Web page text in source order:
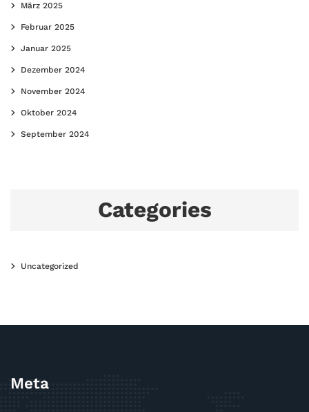
März 2025
Februar 2025
Januar 2025
Dezember 2024
November 2024
Oktober 2024
September 2024
Categories
Uncategorized
Meta